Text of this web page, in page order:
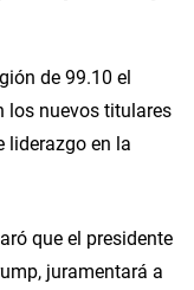
de 99.10 el
los nuevos titulares
liderazgo en la
que el presidente
juramentará a